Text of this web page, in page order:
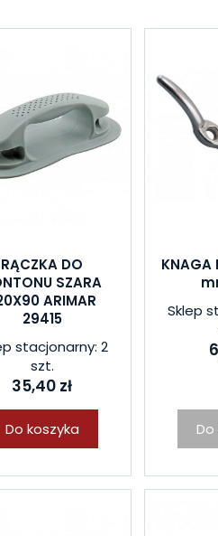
RĄCZKA DO
SZARA
ARIMAR
29415
stacjonarny: 2
szt.
35,40 zł
Do koszyka
KNAGA
Sklep